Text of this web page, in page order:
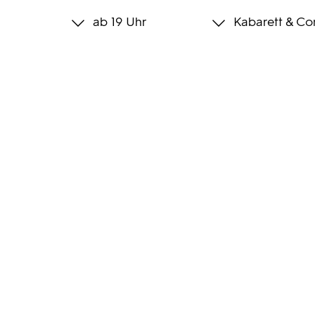
ab 19 Uhr Kabarett &